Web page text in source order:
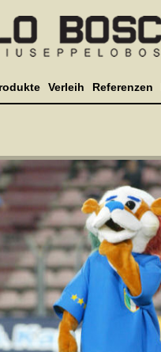
Verleih Referenzen